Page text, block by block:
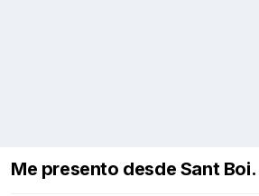
Me presento desde Sant Boi.